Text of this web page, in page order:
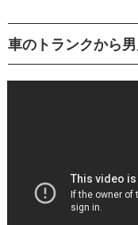
車のトランクから